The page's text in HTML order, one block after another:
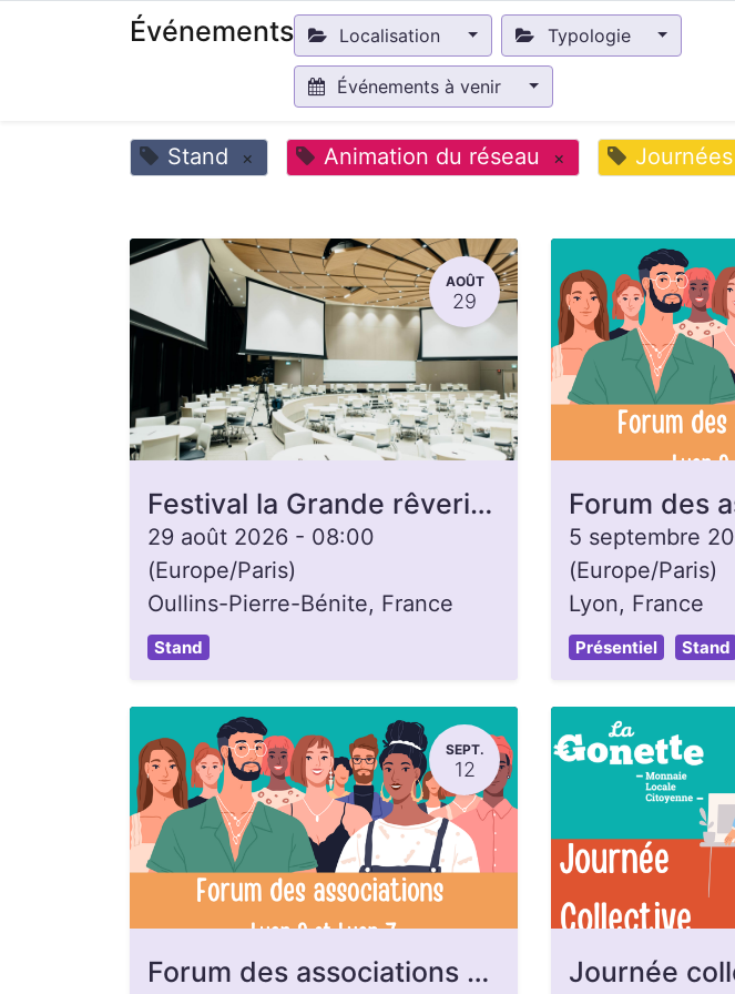
Événements Localisation Typologie
Événements à venir
Stand × Animation du réseau ×
AOÛT
29
Festival la Grande rêverie à Oullins
29 août 2026 - 08:00
(Europe/Paris)
Oullins-Pierre-Bénite, France
Stand
5 septembre
(Europe/Paris)
Lyon, France
Présentiel Stand
SEPT.
12
Forum des associations - Lyon 9e